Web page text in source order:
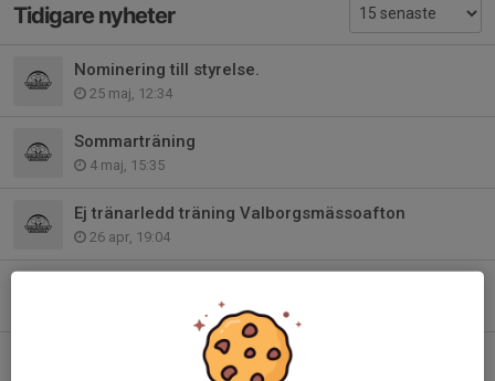
Tidigare nyheter
Nominering till styrelse.
25 maj, 12:34
Sommarträning
4 maj, 15:35
Ej tränarledd träning Valborgsmässoafton
26 apr, 19:04
Tävling - Sävast vårpoolen 2026